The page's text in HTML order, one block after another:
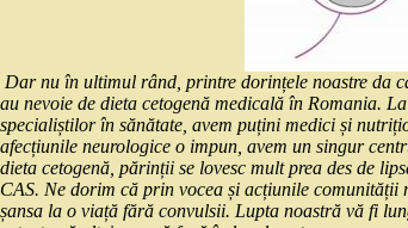
Dar nu în ultimul rând, printre dorințele noastre da
au nevoie de dieta cetogenă medicală în Romania.
specialiștilor în sănătate, avem puțini medici și
afecțiunile neurologice o impun, avem un singur
dieta cetogenă, părinții se lovesc mult prea des de
CAS. Ne dorim că prin vocea și acțiunile
șansa la o viață fără convulsii. Lupta noastră vă fi